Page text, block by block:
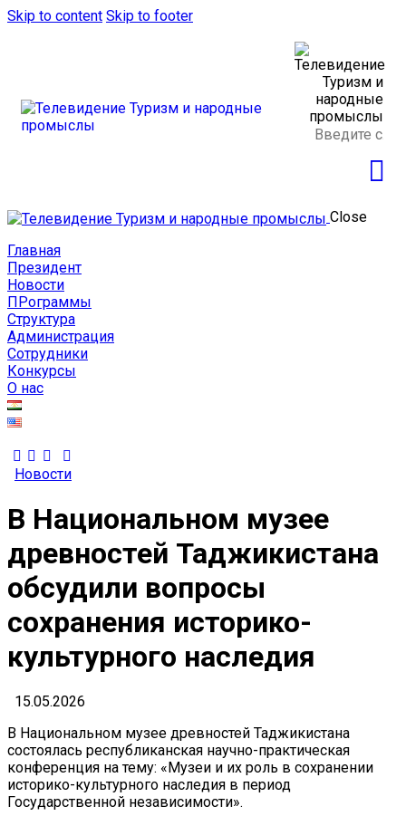
Skip to content Skip to footer
Close
Главная
Президент
Новости
ПРограммы
Структура
Администрация
Сотрудники
Конкурсы
О нас
Новости
В Национальном музее
древностей Таджикистана
обсудили вопросы
сохранения историко-
культурного наследия
15.05.2026
В Национальном музее древностей Таджикистана
состоялась республиканская научно-практическая
конференция на тему: «Музеи и их роль в сохранении
историко-культурного наследия в период
Государственной независимости».